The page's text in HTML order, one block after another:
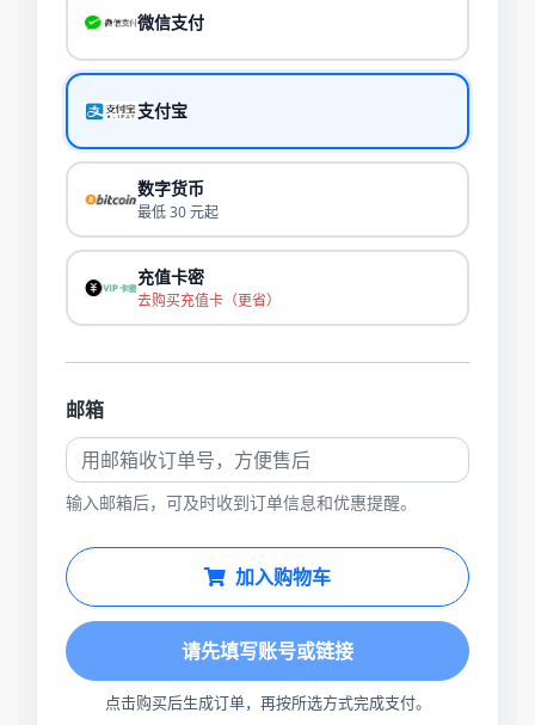
微信支付
支付宝
数字货币
最低 30 元起
充值卡密
去购买充值卡（更省）
邮箱
输入邮箱后，可及时收到订单信息和优惠提醒。
加入购物车
请先填写账号或链接
点击购买后生成订单，再按所选方式完成支付。